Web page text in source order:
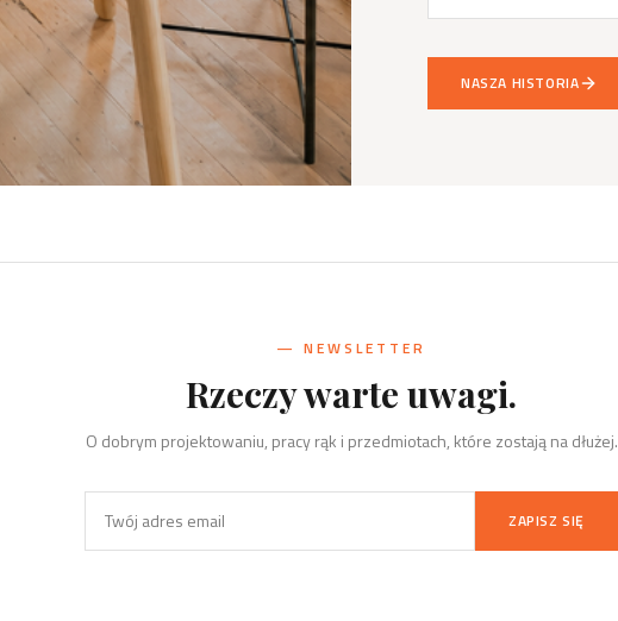
NASZA HISTORIA
— NEWSLETTER
Rzeczy warte uwagi.
O dobrym projektowaniu, pracy rąk i przedmiotach, które zostają na dłużej.
ZAPISZ SIĘ